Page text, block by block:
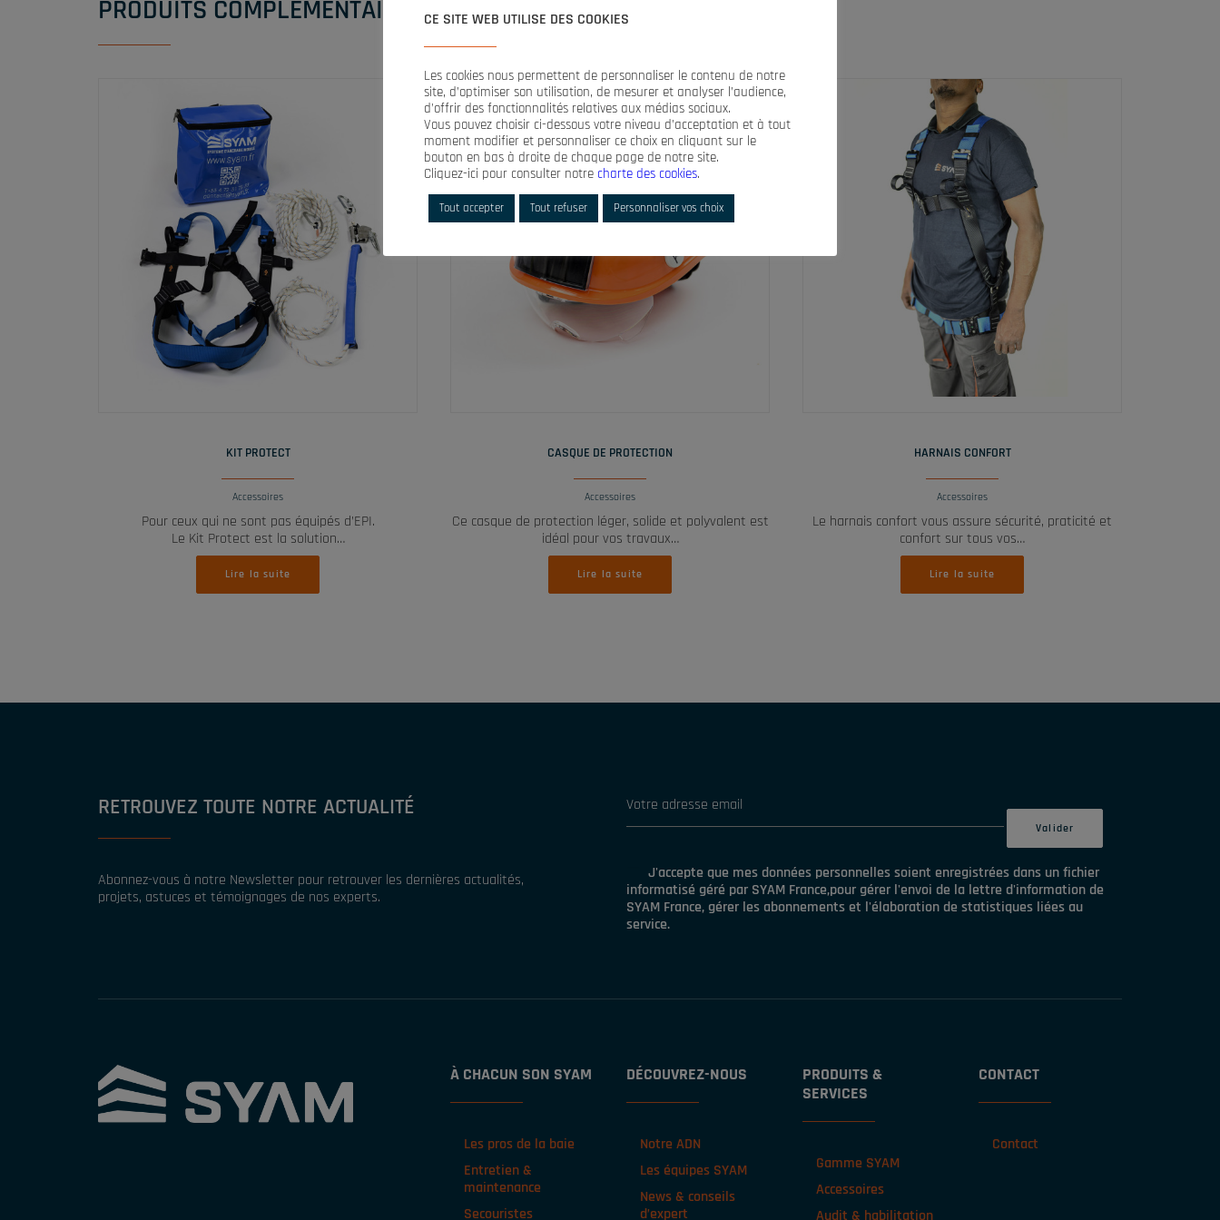
PRODUITS COMPLÉMENTAIRES
KIT PROTECT
Accessoires
Pour ceux qui ne sont pas équipés d’EPI.
Le Kit Protect est la solution…
Lire la suite
CASQUE DE PROTECTION
Accessoires
Ce casque de protection léger, solide et polyvalent est
idéal pour vos travaux…
Lire la suite
HARNAIS CONFORT
Accessoires
Le harnais confort vous assure sécurité, praticité et
confort sur tous vos…
Lire la suite
RETROUVEZ TOUTE NOTRE ACTUALITÉ
Abonnez-vous à notre Newsletter pour retrouver les dernières actualités,
projets, astuces et témoignages de nos experts.
J'accepte que mes données personnelles soient enregistrées dans un fichier
informatisé géré par SYAM France,pour gérer l'envoi de la lettre d'information de
SYAM France, gérer les abonnements et l'élaboration de statistiques liées au
service.
À CHACUN SON SYAM
Les pros de la baie
Entretien &
maintenance
Secouristes
DÉCOUVREZ-NOUS
Notre ADN
Les équipes SYAM
News & conseils
d’expert
PRODUITS &
SERVICES
Gamme SYAM
Accessoires
Audit & habilitation
CONTACT
Contact
CE SITE WEB UTILISE DES COOKIES
Les cookies nous permettent de personnaliser le contenu de notre
site, d’optimiser son utilisation, de mesurer et analyser l’audience,
d’offrir des fonctionnalités relatives aux médias sociaux.
Vous pouvez choisir ci-dessous votre niveau d’acceptation et à tout
moment modifier et personnaliser ce choix en cliquant sur le
bouton en bas à droite de chaque page de notre site.
Cliquez-ici pour consulter notre charte des cookies.
Tout accepter Tout refuser Personnaliser vos choix